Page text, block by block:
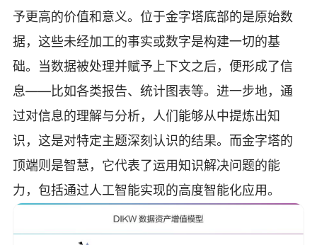
予更高的价值和意义。位于金字塔底部的是原始数
据，这些未经加工的事实或数字是构建一切的基
础。当数据被处理并赋予上下文之后，便形成了信
息——比如各类报告、统计图表等。进一步地，通
过对信息的理解与分析，人们能够从中提炼出知
识，这是对特定主题深刻认识的结果。而金字塔的
顶端则是智慧，它代表了运用知识解决问题的能
力，包括通过人工智能实现的高度智能化应用。